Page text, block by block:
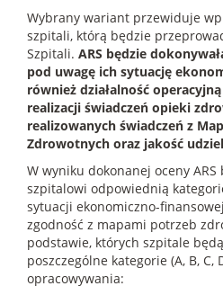
Wybrany wariant przewiduje
szpitali, którą będzie
Szpitali. ARS będzie
pod uwagę ich sytuację
również działalność
realizacji świadczeń opieki
realizowanych świadczeń z
Zdrowotnych oraz jakość
W wyniku dokonanej oceny ARS
szpitalowi odpowiednią
sytuacji ekonomiczno-
zgodność z mapami potrzeb
podstawie, których szpitale
poszczególne kategorie (A, B, C,
opracowywania: